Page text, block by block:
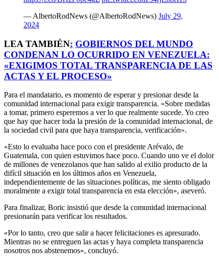
— AlbertoRodNews (@AlbertoRodNews) July 29,
2024
LEA TAMBIÉN: GOBIERNOS DEL MUNDO
CONDENAN LO OCURRIDO EN VENEZUELA:
«EXIGIMOS TOTAL TRANSPARENCIA DE LAS
ACTAS Y EL PROCESO»
Para el mandatario, es momento de esperar y presionar desde la
comunidad internacional para exigir transparencia. «Sobre medidas
a tomar, primero esperemos a ver lo que realmente sucede. Yo creo
que hay que hacer toda la presión de la comunidad internacional, de
la sociedad civil para que haya transparencia, verificación».
«Esto lo evaluaba hace poco con el presidente Arévalo, de
Guatemala, con quien estuvimos hace poco. Cuando uno ve el dolor
de millones de venezolanos que han salido al exilio producto de la
difícil situación en los últimos años en Venezuela,
independientemente de las situaciones políticas, me siento obligado
moralmente a exigir total transparencia en esta elección», aseveró.
Para finalizar, Boric insistió que desde la comunidad internacional
presionarán para verificar los resultados.
«Por lo tanto, creo que salir a hacer felicitaciones es apresurado.
Mientras no se entreguen las actas y haya completa transparencia
nosotros nos abstenemos», concluyó.